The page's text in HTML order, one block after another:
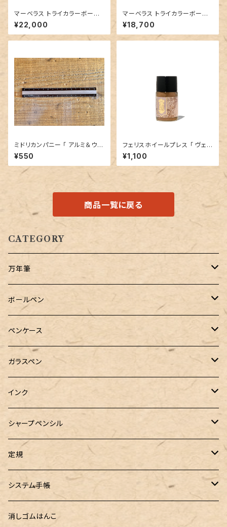
マーベラス トライカラーボール
ペン エボナイト(紫緑)②
¥22,000
マーベラス トライカラーボール
ペン【ココボロ】②
¥18,700
ミドリカンパニー 「 アルミ＆ウッ
ド定規 15cm （茶×茶）」
¥550
フェリスホイールプレス 「 ヴェ
ールオブシャンティリー (HAPPI
LY EVER AFTER COLLECTI
ON）」／10mlインク／ラメ入り
¥1,100
商品一覧に戻る
CATEGORY
万年筆
Pelikan（ペリカン）
PILOT（パイロット）
万年筆用コンバーター
SAILOR（セーラー）
PLATINUM（プラチナ）
BENU（ベヌー）
PARKER（パーカー）
Kaweco（カヴェコ）
AURORA（アウロラ）
ボールペン
オリジナルボールペン
Pelikan（ペリカン）
マルチペン
PILOT（パイロット）
SAILOR（セーラー）
Caran d'Ache（カランダッシュ）
Kaweco（カヴェコ）
富士瘤クラフト
ペンケース
バハギア & クラフト
ラウンドジップペンケース
ロールペンケース
ラウンドジップペンケース 10本挿し
&Liebe(アンドリーベ)
シーカンパニー
LOONLOON（ルンルン）
ラダイト
PARLEY (パーリィー)
ガラスペン
工芸装置
ペンネジューク オリジナル（予約品）
ペンネジューク オリジナル（在庫品）
セミオーダーガラスペン（予約品）
書籍
佐瀬工業所
リュリュ
セキセイ
インク
オリジナルインク
Tono&Lims
インクガチャ
セーラー万年筆
100色インク工房
PILOT
シャープペンシル
富士瘤クラフト
こぶた工房
Steef&Co. (スティーフ)
定規
Ystudio（ワイスタジオ）
ミドリカンパニー
システム手帳
プロッター
消しゴムはんこ